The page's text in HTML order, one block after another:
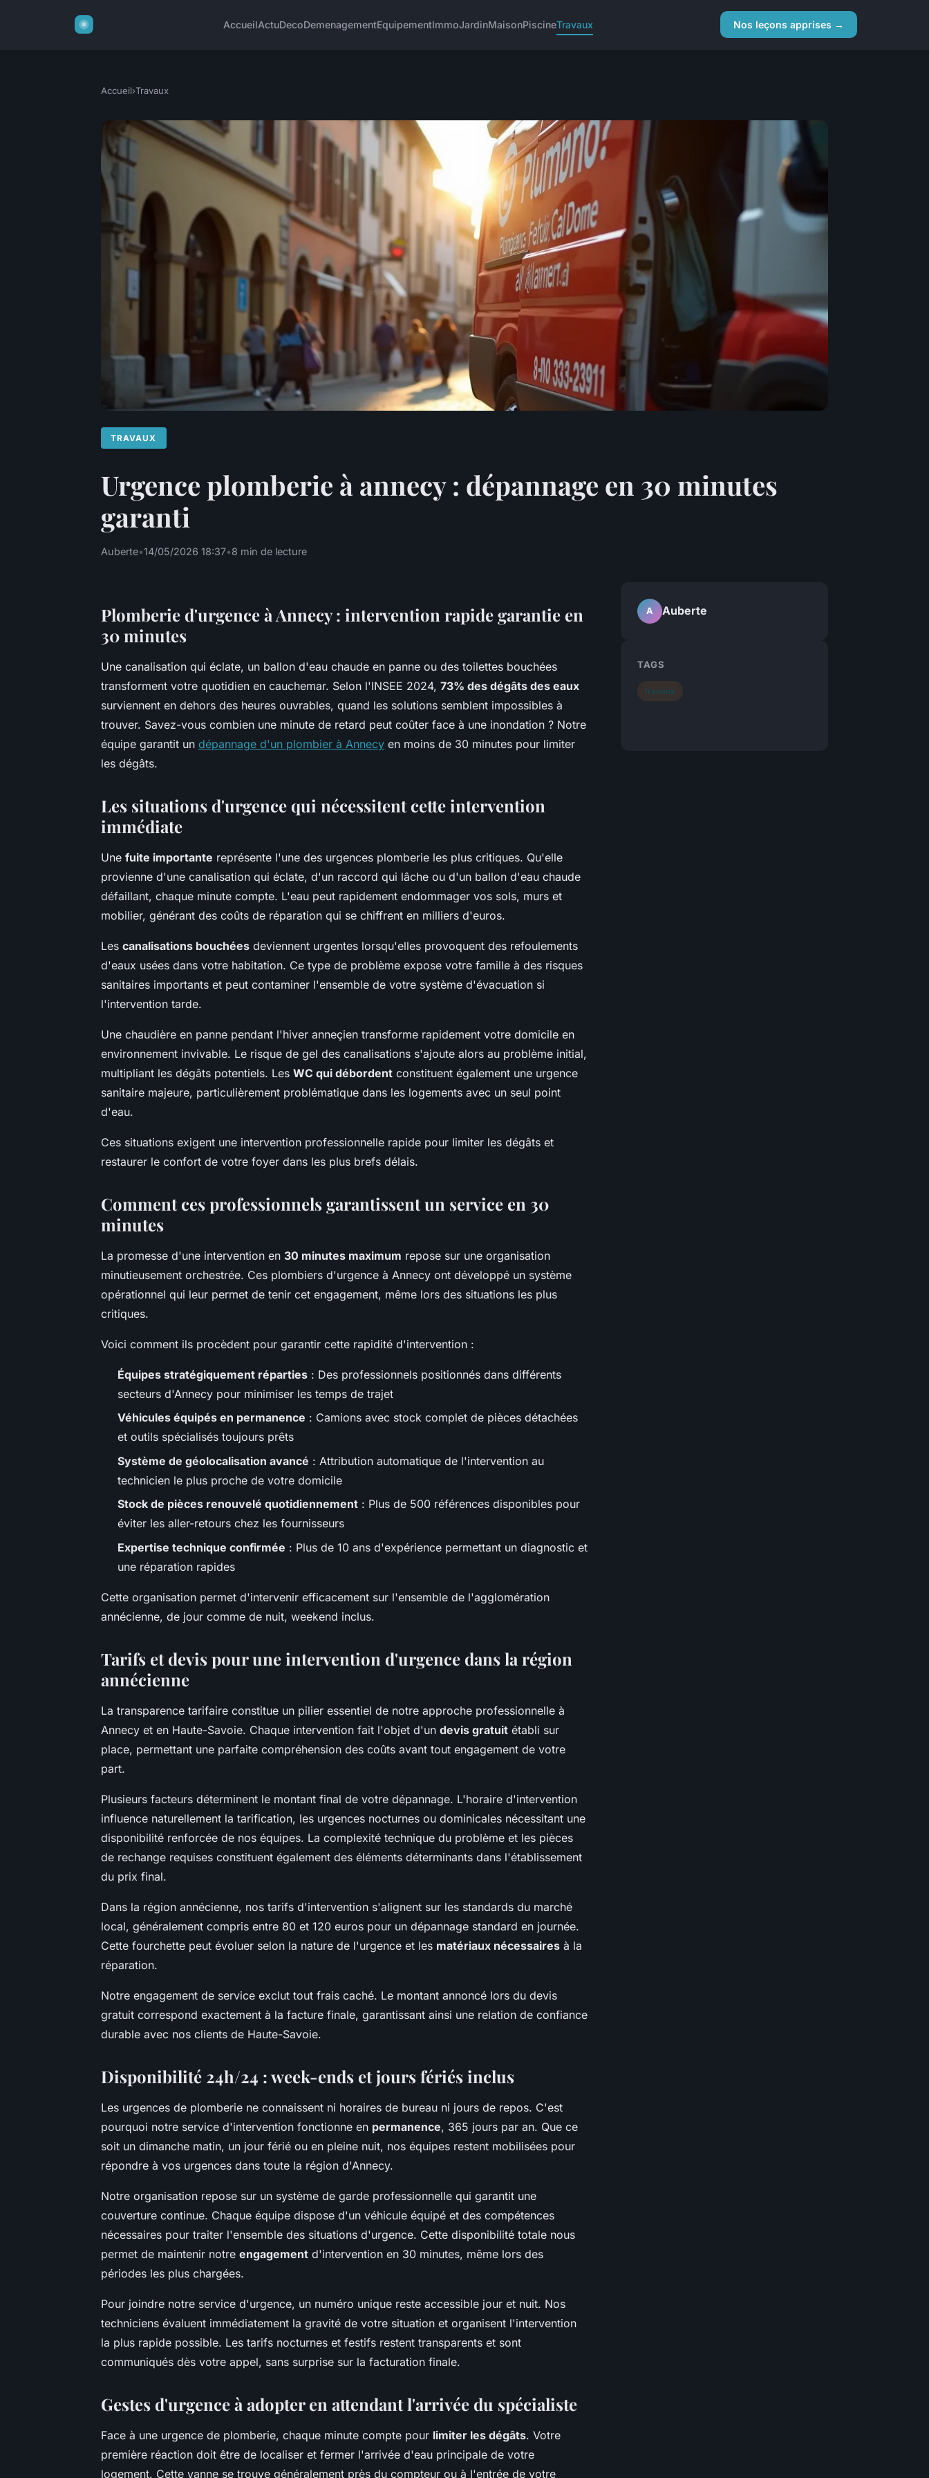
AccueilActuDecoDemenagementEquipementImmoJardinMaisonPiscineTravaux Nos leçons apprises →
Accueil›Travaux
TRAVAUX
Urgence plomberie à annecy : dépannage en 30 minutes
garanti
Auberte•14/05/2026 18:37•8 min de lecture
Plomberie d'urgence à Annecy : intervention rapide garantie en
30 minutes
Une canalisation qui éclate, un ballon d'eau chaude en panne ou des toilettes bouchées
transforment votre quotidien en cauchemar. Selon l'INSEE 2024, 73% des dégâts des eaux
surviennent en dehors des heures ouvrables, quand les solutions semblent impossibles à
trouver. Savez-vous combien une minute de retard peut coûter face à une inondation ? Notre
équipe garantit un dépannage d'un plombier à Annecy en moins de 30 minutes pour limiter
les dégâts.
Les situations d'urgence qui nécessitent cette intervention
immédiate
Une fuite importante représente l'une des urgences plomberie les plus critiques. Qu'elle
provienne d'une canalisation qui éclate, d'un raccord qui lâche ou d'un ballon d'eau chaude
défaillant, chaque minute compte. L'eau peut rapidement endommager vos sols, murs et
mobilier, générant des coûts de réparation qui se chiffrent en milliers d'euros.
Les canalisations bouchées deviennent urgentes lorsqu'elles provoquent des refoulements
d'eaux usées dans votre habitation. Ce type de problème expose votre famille à des risques
sanitaires importants et peut contaminer l'ensemble de votre système d'évacuation si
l'intervention tarde.
Une chaudière en panne pendant l'hiver anneçien transforme rapidement votre domicile en
environnement invivable. Le risque de gel des canalisations s'ajoute alors au problème initial,
multipliant les dégâts potentiels. Les WC qui débordent constituent également une urgence
sanitaire majeure, particulièrement problématique dans les logements avec un seul point
d'eau.
Ces situations exigent une intervention professionnelle rapide pour limiter les dégâts et
restaurer le confort de votre foyer dans les plus brefs délais.
Comment ces professionnels garantissent un service en 30
minutes
La promesse d'une intervention en 30 minutes maximum repose sur une organisation
minutieusement orchestrée. Ces plombiers d'urgence à Annecy ont développé un système
opérationnel qui leur permet de tenir cet engagement, même lors des situations les plus
critiques.
Voici comment ils procèdent pour garantir cette rapidité d'intervention :
Équipes stratégiquement réparties : Des professionnels positionnés dans différents
secteurs d'Annecy pour minimiser les temps de trajet
Véhicules équipés en permanence : Camions avec stock complet de pièces détachées
et outils spécialisés toujours prêts
Système de géolocalisation avancé : Attribution automatique de l'intervention au
technicien le plus proche de votre domicile
Stock de pièces renouvelé quotidiennement : Plus de 500 références disponibles pour
éviter les aller-retours chez les fournisseurs
Expertise technique confirmée : Plus de 10 ans d'expérience permettant un diagnostic et
une réparation rapides
Cette organisation permet d'intervenir efficacement sur l'ensemble de l'agglomération
annécienne, de jour comme de nuit, weekend inclus.
Tarifs et devis pour une intervention d'urgence dans la région
annécienne
La transparence tarifaire constitue un pilier essentiel de notre approche professionnelle à
Annecy et en Haute-Savoie. Chaque intervention fait l'objet d'un devis gratuit établi sur
place, permettant une parfaite compréhension des coûts avant tout engagement de votre
part.
Plusieurs facteurs déterminent le montant final de votre dépannage. L'horaire d'intervention
influence naturellement la tarification, les urgences nocturnes ou dominicales nécessitant une
disponibilité renforcée de nos équipes. La complexité technique du problème et les pièces
de rechange requises constituent également des éléments déterminants dans l'établissement
du prix final.
Dans la région annécienne, nos tarifs d'intervention s'alignent sur les standards du marché
local, généralement compris entre 80 et 120 euros pour un dépannage standard en journée.
Cette fourchette peut évoluer selon la nature de l'urgence et les matériaux nécessaires à la
réparation.
Notre engagement de service exclut tout frais caché. Le montant annoncé lors du devis
gratuit correspond exactement à la facture finale, garantissant ainsi une relation de confiance
durable avec nos clients de Haute-Savoie.
Disponibilité 24h/24 : week-ends et jours fériés inclus
Les urgences de plomberie ne connaissent ni horaires de bureau ni jours de repos. C'est
pourquoi notre service d'intervention fonctionne en permanence, 365 jours par an. Que ce
soit un dimanche matin, un jour férié ou en pleine nuit, nos équipes restent mobilisées pour
répondre à vos urgences dans toute la région d'Annecy.
Notre organisation repose sur un système de garde professionnelle qui garantit une
couverture continue. Chaque équipe dispose d'un véhicule équipé et des compétences
nécessaires pour traiter l'ensemble des situations d'urgence. Cette disponibilité totale nous
permet de maintenir notre engagement d'intervention en 30 minutes, même lors des
périodes les plus chargées.
Pour joindre notre service d'urgence, un numéro unique reste accessible jour et nuit. Nos
techniciens évaluent immédiatement la gravité de votre situation et organisent l'intervention
la plus rapide possible. Les tarifs nocturnes et festifs restent transparents et sont
communiqués dès votre appel, sans surprise sur la facturation finale.
Gestes d'urgence à adopter en attendant l'arrivée du spécialiste
Face à une urgence de plomberie, chaque minute compte pour limiter les dégâts. Votre
première réaction doit être de localiser et fermer l'arrivée d'eau principale de votre
logement. Cette vanne se trouve généralement près du compteur ou à l'entrée de votre
A Auberte
TAGS
travaux